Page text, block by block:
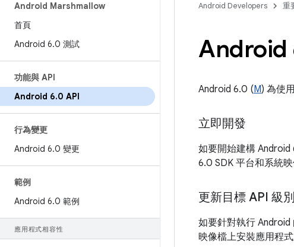
Android Marshmallow
首頁
Android 6.0 測試
功能與 API
Android 6.0 API
行為變更
Android 6.0 變更
範例
Android 6.0 範例
應用程式相容性
Android Developers 重
Android
Android 6.0 (M) 為使
立即開發
如要開始建構
6.0 SDK 平台和系統映
更新目標 API 級別
如要針對執行
映像檔上安裝應用程